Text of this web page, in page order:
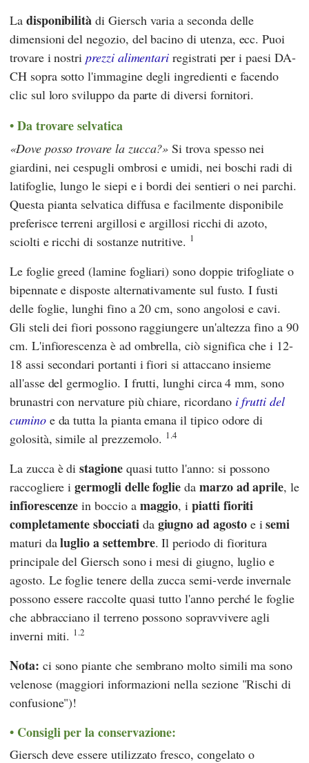
La disponibilità di Giersch varia a seconda delle
dimensioni del negozio, del bacino di utenza, ecc. Puoi
trovare i nostriprezzi alimentari registrati per i paesi DA-
CH sopra sotto l'immagine degli ingredienti e facendo
clic sul loro sviluppo da parte di diversi fornitori.
Da trovare selvatica
Dove posso trovare la zucca? Si trova spesso nei
giardini, nei cespugli ombrosi e umidi, nei boschi radi di
latifoglie, lungo le siepi e i bordi dei sentieri o nei parchi.
Questa pianta selvatica diffusa e facilmente disponibile
preferisce terreni argillosi e argillosi ricchi di azoto,
sciolti e ricchi di sostanze nutritive. 1
Le foglie greed (lamine fogliari) sono doppie trifogliate o
bipennate e disposte alternativamente sul fusto. I fusti
delle foglie, lunghi fino a 20 cm, sono angolosi e cavi.
Gli steli dei fiori possono raggiungere un'altezza fino a 90
cm. L'infiorescenza è ad ombrella, ciò significa che i 12-
18 assi secondari portanti i fiori si attaccano insieme
all'asse del germoglio. I frutti, lunghi circa 4 mm, sono
brunastri con nervature più chiare, ricordano i frutti del
cuminoe da tutta la pianta emana il tipico odore di
golosità, simile al prezzemolo. 1.4
La zucca è distagionequasi tutto l'anno: si possono
raccogliere igermogli delle foglie da marzo ad aprile, le
infiorescenze in boccio a maggio, ipiatti fioriti
completamente sbocciati da giugno ad agostoe isemi
maturi daluglio a settembre. Il periodo di fioritura
principale del Giersch sono i mesi di giugno, luglio e
agosto. Le foglie tenere della zucca semi-verde invernale
possono essere raccolte quasi tutto l'anno perché le foglie
che abbracciano il terreno possono sopravvivere agli
inverni miti. 1.2
Nota: ci sono piante che sembrano molto simili ma sono
velenose (maggiori informazioni nella sezione "Rischi di
confusione")!
Consigli per la conservazione:
Giersch deve essere utilizzato fresco, congelato o